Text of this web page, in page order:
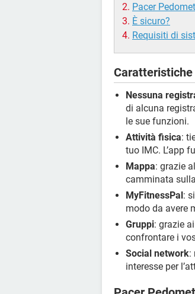
Pacer
È sicuro?
Requisiti di
Nessuna
di alcuna
le sue funzioni.
Attività fisica:
tuo IMC. L’app
Mappa: grazie
camminata
MyFitnessPal:
modo da avere
Gruppi: grazie
confrontare i
Social network:
interesse per